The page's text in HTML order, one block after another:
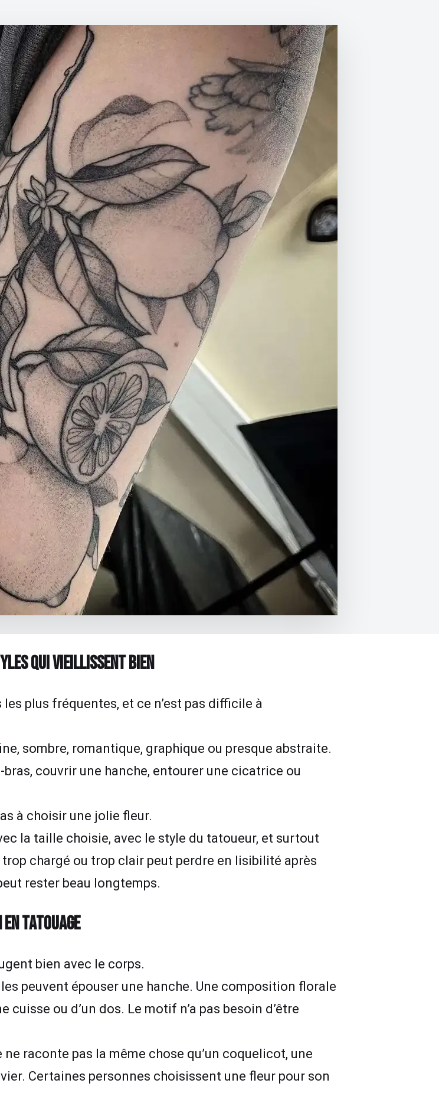
Guides & Inspiration
La Boutique
FAQ
Contactez Nous
QUI VIEILLISSENT BIEN
plus fréquentes, et ce n’est pas difficile à
sombre, romantique, graphique ou presque abstraite.
couvrir une hanche, entourer une cicatrice ou
à choisir une jolie fleur.
la taille choisie, avec le style du tatoueur, et surtout
chargé ou trop clair peut perdre en lisibilité après
rester beau longtemps.
TATOUAGE
bien avec le corps.
peuvent épouser une hanche. Une composition florale
cuisse ou d’un dos. Le motif n’a pas besoin d’être
raconte pas la même chose qu’un coquelicot, une
Certaines personnes choisissent une fleur pour son